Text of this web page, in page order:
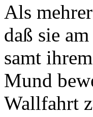
Als
daß sie
samt
Mund
Wallfahrt